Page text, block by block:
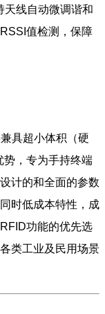
天线自动微调谐和
值检测，保障
具超小体积（硬
势，专为手持终端
计的和全面的参数
时低成本特性，成
功能的优先选
类工业及民用场景